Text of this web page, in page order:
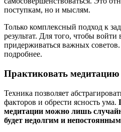
поступкам, но и мыслям.
Только комплексный подход к
результат. Для того, чтобы
придерживаться важных
подробнее.
Практиковать медитацию
Техника позволяет
факторов и обрести ясность ума.
медитации можно лишь
будет недолгим и